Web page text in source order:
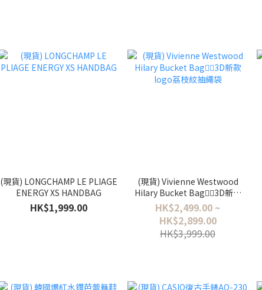
(現貨) LONGCHAMP LE PLIAGE
ENERGY XS HANDBAG
HK$1,999.00
(現貨) Vivienne Westwood
Hilary Bucket Bag❤️‍🔥3D新款
logo荔枝紋抽繩袋
HK$2,499.00 ~
HK$2,899.00
HK$3,999.00